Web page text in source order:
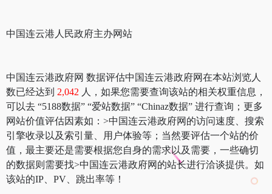
中国连云港人民政府主办网站
中国连云港政府网 数据评估中国连云港政府网在本站浏览人
数已经达到 2,042 人，如果您需要查询该站的相关权重信息，
可以去 “5188数据” “爱站数据” “Chinaz数据” 进行查询；更多
网站价值评估因素如：>中国连云港政府网的访问速度、搜索
引擎收录以及索引量、用户体验等；当然要评估一个站的价
值，最主要还是需要根据您自身的需求以及需要，一些确切
的数据则需要找>中国连云港政府网的站长进行洽谈提供。如
该站的IP、PV、跳出率等！